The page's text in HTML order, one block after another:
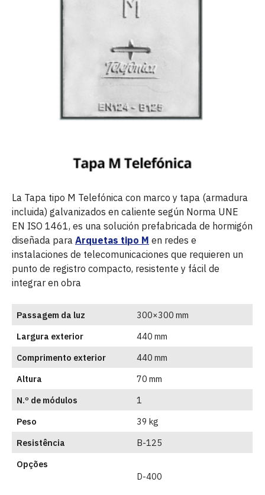
La Tapa tipo M Telefónica con marco y tapa (armadura
incluida) galvanizados en caliente según Norma UNE
EN ISO 1461, es una solución prefabricada de hormigón
diseñada para Arquetas tipo M en redes e
instalaciones de telecomunicaciones que requieren un
punto de registro compacto, resistente y fácil de
integrar en obra
Passagem da luz
300×300 mm
Largura exterior
440 mm
Comprimento exterior
440 mm
Altura
70 mm
N.º de módulos
1
Peso
39 kg
Resistência
B-125
Opções
D-400